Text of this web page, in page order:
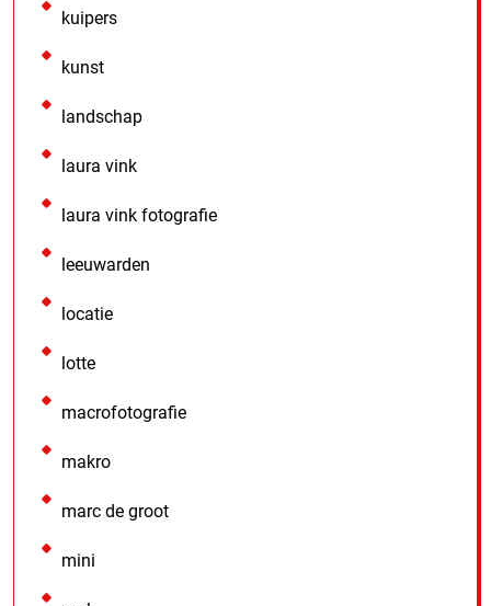
kuipers
kunst
landschap
laura vink
laura vink fotografie
leeuwarden
locatie
lotte
macrofotografie
makro
marc de groot
mini